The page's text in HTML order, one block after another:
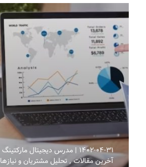
۱۴۰۲-۰۴-۳۱ مدرس دیجیتال مارکتینگ
آخرین مقالات
تحلیل مشتریان و نیازها